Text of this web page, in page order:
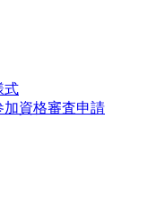
式
資格審査申請